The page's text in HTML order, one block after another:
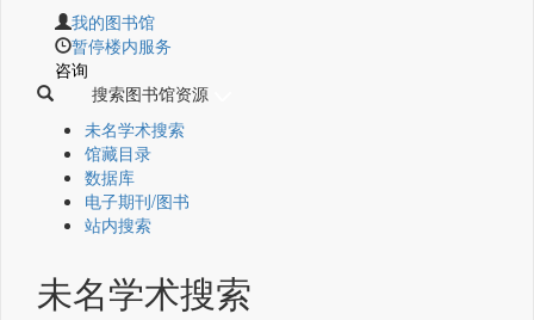
我的图书馆
暂停楼内服务
咨询
搜索图书馆资源
未名学术搜索
馆藏目录
数据库
电子期刊/图书
站内搜索
未名学术搜索